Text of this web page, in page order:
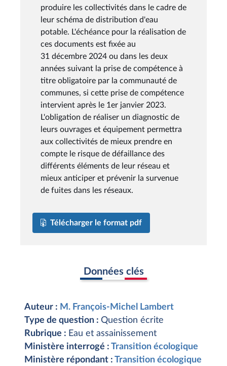
produire les collectivités dans le cadre de
leur schéma de distribution d'eau
potable. L'échéance pour la réalisation de
ces documents est fixée au
31 décembre 2024 ou dans les deux
années suivant la prise de compétence à
titre obligatoire par la communauté de
communes, si cette prise de compétence
intervient après le 1er janvier 2023.
L'obligation de réaliser un diagnostic de
leurs ouvrages et équipement permettra
aux collectivités de mieux prendre en
compte le risque de défaillance des
différents éléments de leur réseau et
mieux anticiper et prévenir la survenue
de fuites dans les réseaux.
Télécharger le format pdf
Données clés
Auteur : M. François-Michel Lambert
Type de question : Question écrite
Rubrique : Eau et assainissement
Ministère interrogé : Transition écologique
Ministère répondant : Transition écologique